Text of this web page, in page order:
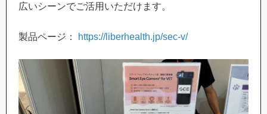
広いシーンでご活用いただけます。
製品ページ： https://liberhealth.jp/sec-v/